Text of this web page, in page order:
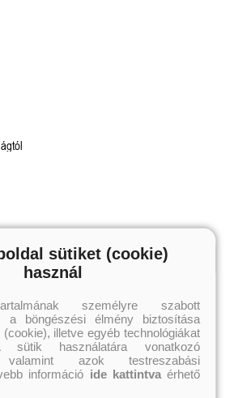
Magyarok
Ashley Carrigan
Benina
Bessenyei Gábor
Bodor Attila
Böszörményi Gyula
Cselenyák Imre
sütiket (cookie)
használ
személyre szabott
a böngészési élmény biztosítása
illetve egyéb technológiákat
sütik használatára vonatkozó
valamint azok testreszabási
információ ide kattintvaérhető